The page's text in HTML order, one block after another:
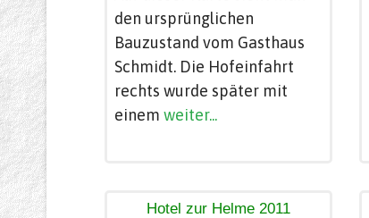
den ursprünglichen
Bauzustand vom Gasthaus
Schmidt. Die Hofeinfahrt
rechts wurde später mit
einem weiter...
Hotel zur Helme 2011